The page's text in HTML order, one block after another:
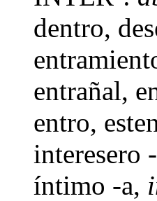
dentro,
entrañal,
entro,
interesero
íntimo -a,